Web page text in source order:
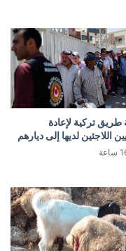
تركية لإعادة
اللاجئين لديها إلى ديارهم